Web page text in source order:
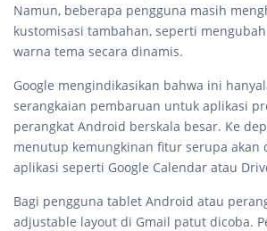
Namun, beberapa pengguna masih
kustomisasi tambahan, seperti
warna tema secara dinamis.
Google mengindikasikan bahwa ini
serangkaian pembaruan untuk aplikasi
perangkat Android berskala besar. Ke
menutup kemungkinan fitur serupa akan
aplikasi seperti Google Calendar atau
Bagi pengguna tablet Android atau
adjustable layout di Gmail patut dicoba.